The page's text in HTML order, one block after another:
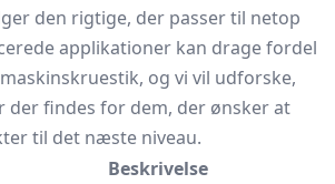
den rigtige, der passer til netop
applikationer kan drage fordel
og vi vil udforske,
der findes for dem, der ønsker at
til det næste niveau.
Beskrivelse